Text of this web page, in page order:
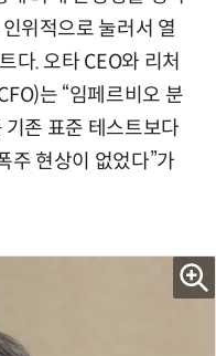
위적으로 눌러서 열
다. 오타 CEO와 리처
는 “임페르비오 분
존 표준 테스트보다
주 현상이 없었다”가